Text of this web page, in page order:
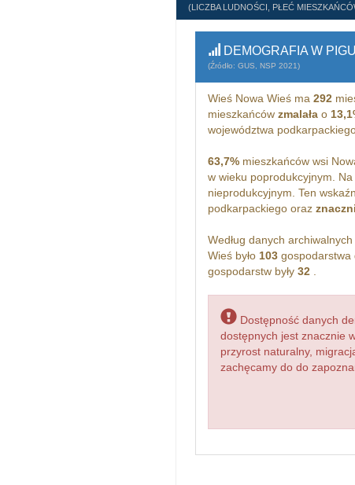
(LICZBA LUDNOŚCI, PŁEĆ
DEMOGRAFIA W
(Źródło: GUS, NSP 2021)
Wieś Nowa Wieś ma 292
mieszkańców zmalałao
województwa
63,7%mieszkańców wsi
w wieku poprodukcyjnym.
nieprodukcyjnym. Ten
podkarpackiego oraz
Według danych
Wieś było 103gospodarstwa
gospodarstw były 32.
Dostępność danych
dostępnych jest znacznie
przyrost naturalny,
zachęcamy do do